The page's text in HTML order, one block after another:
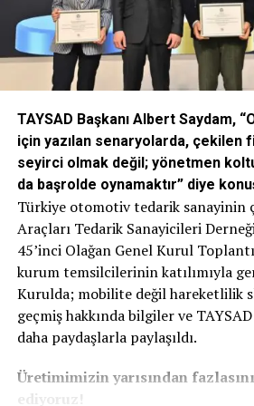
TAYSAD Başkanı Albert Saydam,
için yazılan senaryolarda, çekilen
seyirci olmak değil; yönetmen
da başrolde oynamaktır” diye
Türkiye otomotiv tedarik sanayinin
Araçları Tedarik Sanayicileri
45’inci Olağan Genel Kurul
kurum temsilcilerinin katılımıyla
Kurulda; mobilite değil hareketlilik
geçmiş hakkında bilgiler ve
daha paydaşlarla paylaşıldı.
Üretimimizin yarısından
ediyoruz!